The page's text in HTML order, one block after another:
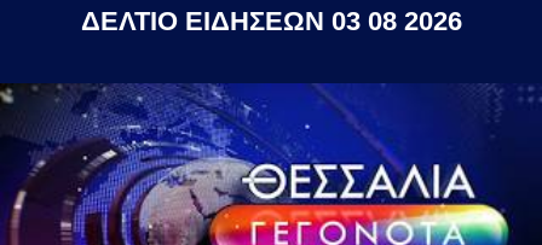
ΔΕΛΤΙΟ ΕΙΔΗΣΕΩΝ 03 08 2026